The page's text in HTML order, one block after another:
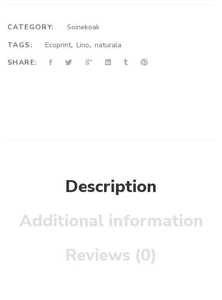
CATEGORY:
Soinekoak
TAGS:
Ecoprint,Lino,naturala
SHARE:
Description
Additional information
Reviews (0)